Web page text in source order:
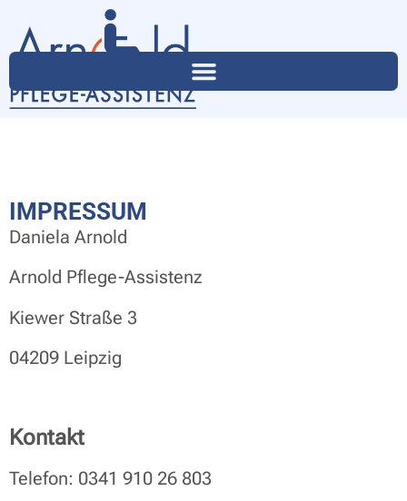
IMPRESSUM
Daniela Arnold
Arnold Pflege-Assistenz
Kiewer Straße 3
04209 Leipzig
Kontakt
Telefon: 0341 910 26 803